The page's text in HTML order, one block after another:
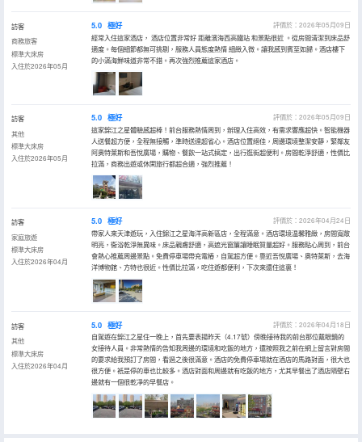
訪客
商務旅客
標準大床房
入住於2026年05月
5.0 極好
評價於：2026年05月09日
經常入住這家酒店， 酒店位置非常好 距離濱海西高鐵站 和景點很近 。從房間清潔到床品舒
適度。每個細節都無可挑剔，服務人員態度熱情 細緻入微。讓我感到賓至如歸。酒店樓下
的小滿海鮮味道非常不錯。再次強烈推薦這家酒店。
訪客
其他
標準大床房
入住於2026年05月
5.0 極好
評價於：2026年05月09日
這家錦江之星體驗感超棒！前台服務熱情周到，辦理入住高效，有需求響應超快。智能機器
人送餐超方便，全程無接觸，準時送達超省心。酒店位置絕佳，周邊環境整潔安靜，緊鄰友
阿奧特萊斯和吾悅廣場，購物、餐飲一站式搞定，出行逛街超便利。房間乾淨舒適，性價比
拉滿，商務出遊或休閑旅行都超合適，強烈推薦！
訪客
家庭旅遊
標準大床房
入住於2026年04月
5.0 極好
評價於：2026年04月24日
帶家人來天津遊玩，入住錦江之星海洋高新區店，全程滿意。酒店環境温馨雅緻，房間寬敞
明亮，衞浴乾淨無異味。床品親膚舒適，高遮光窗簾讓睡眠質量超好。服務貼心周到，前台
會熱心推薦周邊景點。免費停車場帶充電樁，自駕超方便。靠近吾悅廣場、奧特萊斯，去海
洋博物館、方特也很近。性價比拉滿，吃住遊都便利，下次來還住這裏！
訪客
其他
標準大床房
入住於2026年04月
5.0 極好
評價於：2026年04月18日
自駕遊在錦江之星住一晚上，首先要表揚昨天（4.17號）傍晚接待我的前台那位戴眼鏡的
女接待人員。非常熱情的告知我周邊的環境和吃飯的地方，還按照我之前在網上留言對房間
的要求給我預訂了房間，看過之後很滿意。酒店的免費停車場就在酒店的馬路對面，很大也
很方便。衹是停的車也比較多。酒店對面和周邊就有吃飯的地方，尤其早餐出了酒店隔壁右
邊就有一個很乾凈的早餐店。